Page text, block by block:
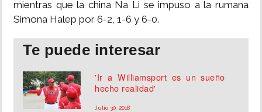
mientras que la china Na Li se impuso a la rumana
Simona Halep por 6-2, 1-6 y 6-0.
Te puede interesar
'Ir a Williamsport es un sueño
hecho realidad'
Julio 30, 2018